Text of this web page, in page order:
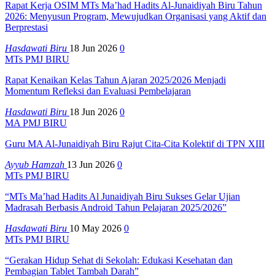
Rapat Kerja OSIM MTs Ma’had Hadits Al-Junaidiyah Biru Tahun
2026: Menyusun Program, Mewujudkan Organisasi yang Aktif dan
Berprestasi
Hasdawati Biru 18 Jun 2026 0
MTs PMJ BIRU
Rapat Kenaikan Kelas Tahun Ajaran 2025/2026 Menjadi
Momentum Refleksi dan Evaluasi Pembelajaran
Hasdawati Biru 18 Jun 2026 0
MA PMJ BIRU
Guru MA Al-Junaidiyah Biru Rajut Cita-Cita Kolektif di TPN XIII
Ayyub Hamzah 13 Jun 2026 0
MTs PMJ BIRU
“MTs Ma’had Hadits Al Junaidiyah Biru Sukses Gelar Ujian
Madrasah Berbasis Android Tahun Pelajaran 2025/2026”
Hasdawati Biru 10 May 2026 0
MTs PMJ BIRU
“Gerakan Hidup Sehat di Sekolah: Edukasi Kesehatan dan
Pembagian Tablet Tambah Darah”